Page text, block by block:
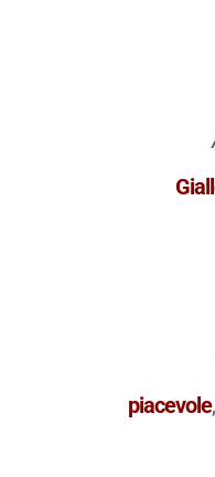
piacevole,